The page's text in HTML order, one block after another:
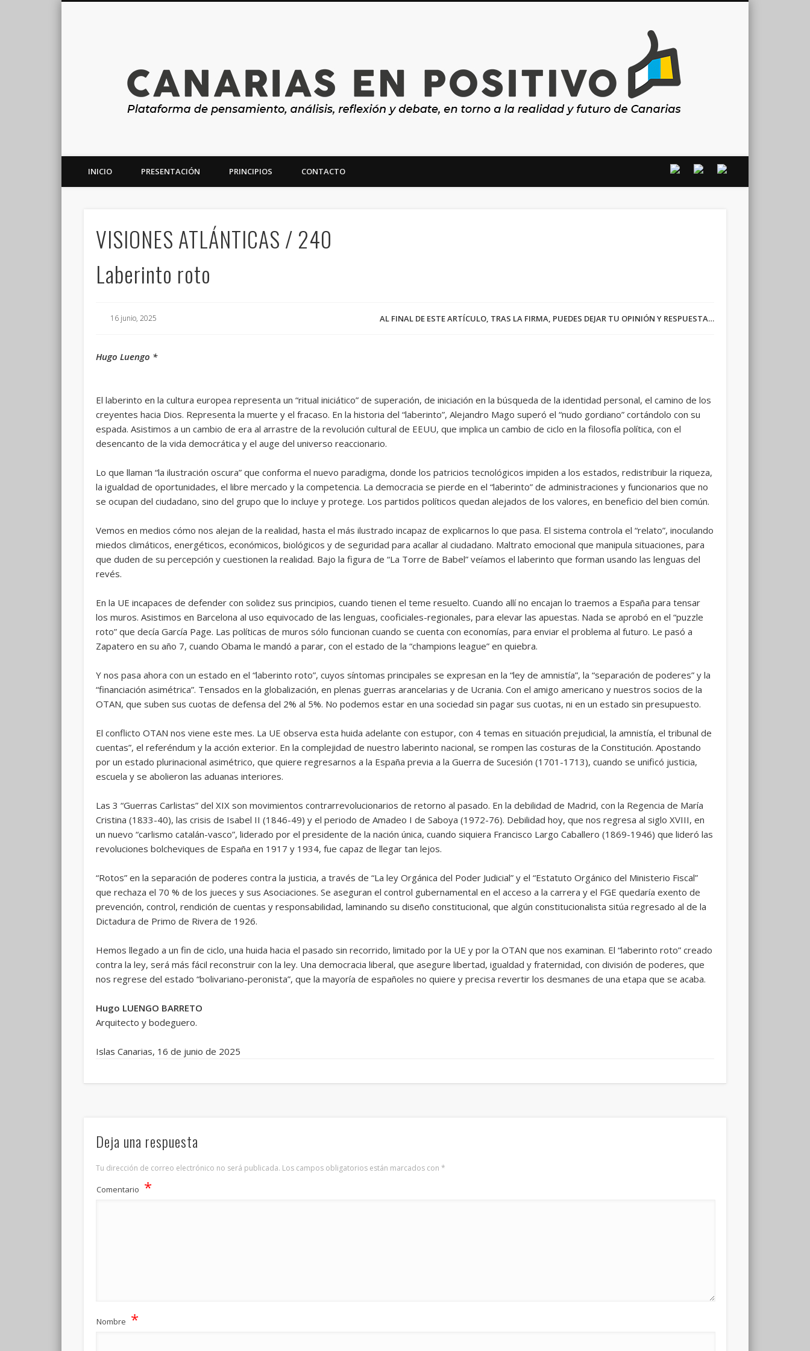
INICIO PRESENTACIÓN PRINCIPIOS CONTACTO
VISIONES ATLÁNTICAS / 240
Laberinto roto
AL FINAL DE ESTE ARTÍCULO, TRAS LA FIRMA, PUEDES DEJAR TU OPINIÓN Y RESPUESTA…
16 junio, 2025
Hugo Luengo *
El laberinto en la cultura europea representa un “ritual iniciático” de superación, de iniciación en la búsqueda de la identidad personal, el camino de los
creyentes hacia Dios. Representa la muerte y el fracaso. En la historia del “laberinto”, Alejandro Mago superó el “nudo gordiano” cortándolo con su
espada. Asistimos a un cambio de era al arrastre de la revolución cultural de EEUU, que implica un cambio de ciclo en la filosofía política, con el
desencanto de la vida democrática y el auge del universo reaccionario.
Lo que llaman “la ilustración oscura” que conforma el nuevo paradigma, donde los patricios tecnológicos impiden a los estados, redistribuir la riqueza,
la igualdad de oportunidades, el libre mercado y la competencia. La democracia se pierde en el “laberinto” de administraciones y funcionarios que no
se ocupan del ciudadano, sino del grupo que lo incluye y protege. Los partidos políticos quedan alejados de los valores, en beneficio del bien común.
Vemos en medios cómo nos alejan de la realidad, hasta el más ilustrado incapaz de explicarnos lo que pasa. El sistema controla el “relato”, inoculando
miedos climáticos, energéticos, económicos, biológicos y de seguridad para acallar al ciudadano. Maltrato emocional que manipula situaciones, para
que duden de su percepción y cuestionen la realidad. Bajo la figura de “La Torre de Babel” veíamos el laberinto que forman usando las lenguas del
revés.
En la UE incapaces de defender con solidez sus principios, cuando tienen el teme resuelto. Cuando allí no encajan lo traemos a España para tensar
los muros. Asistimos en Barcelona al uso equivocado de las lenguas, cooficiales-regionales, para elevar las apuestas. Nada se aprobó en el “puzzle
roto” que decía García Page. Las políticas de muros sólo funcionan cuando se cuenta con economías, para enviar el problema al futuro. Le pasó a
Zapatero en su año 7, cuando Obama le mandó a parar, con el estado de la “champions league” en quiebra.
Y nos pasa ahora con un estado en el “laberinto roto”, cuyos síntomas principales se expresan en la “ley de amnistía”, la “separación de poderes” y la
“financiación asimétrica”. Tensados en la globalización, en plenas guerras arancelarias y de Ucrania. Con el amigo americano y nuestros socios de la
OTAN, que suben sus cuotas de defensa del 2% al 5%. No podemos estar en una sociedad sin pagar sus cuotas, ni en un estado sin presupuesto.
El conflicto OTAN nos viene este mes. La UE observa esta huida adelante con estupor, con 4 temas en situación prejudicial, la amnistía, el tribunal de
cuentas”, el referéndum y la acción exterior. En la complejidad de nuestro laberinto nacional, se rompen las costuras de la Constitución. Apostando
por un estado plurinacional asimétrico, que quiere regresarnos a la España previa a la Guerra de Sucesión (1701-1713), cuando se unificó justicia,
escuela y se abolieron las aduanas interiores.
Las 3 “Guerras Carlistas” del XIX son movimientos contrarrevolucionarios de retorno al pasado. En la debilidad de Madrid, con la Regencia de María
Cristina (1833-40), las crisis de Isabel II (1846-49) y el periodo de Amadeo I de Saboya (1972-76). Debilidad hoy, que nos regresa al siglo XVIII, en
un nuevo “carlismo catalán-vasco”, liderado por el presidente de la nación única, cuando siquiera Francisco Largo Caballero (1869-1946) que lideró las
revoluciones bolcheviques de España en 1917 y 1934, fue capaz de llegar tan lejos.
“Rotos” en la separación de poderes contra la justicia, a través de “La ley Orgánica del Poder Judicial” y el “Estatuto Orgánico del Ministerio Fiscal”
que rechaza el 70 % de los jueces y sus Asociaciones. Se aseguran el control gubernamental en el acceso a la carrera y el FGE quedaría exento de
prevención, control, rendición de cuentas y responsabilidad, laminando su diseño constitucional, que algún constitucionalista sitúa regresado al de la
Dictadura de Primo de Rivera de 1926.
Hemos llegado a un fin de ciclo, una huida hacia el pasado sin recorrido, limitado por la UE y por la OTAN que nos examinan. El “laberinto roto” creado
contra la ley, será más fácil reconstruir con la ley. Una democracia liberal, que asegure libertad, igualdad y fraternidad, con división de poderes, que
nos regrese del estado “bolivariano-peronista”, que la mayoría de españoles no quiere y precisa revertir los desmanes de una etapa que se acaba.
Hugo LUENGO BARRETO
Arquitecto y bodeguero.
Islas Canarias, 16 de junio de 2025
Deja una respuesta
Tu dirección de correo electrónico no será publicada. Los campos obligatorios están marcados con *
Comentario *
Nombre *